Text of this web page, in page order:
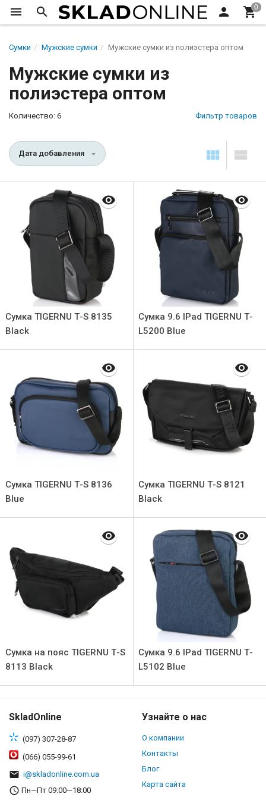
Сумки Мужские сумки Мужские сумки из полиэстера оптом
Мужские сумки из
полиэстера оптом
Количество: 6 Фильтр товаров
Дата добавления
Сумка TIGERNU Т-S 8135
Black
Сумка 9.6 IPad TIGERNU Т-
L5200 Blue
Сумка TIGERNU Т-S 8136
Blue
Сумка TIGERNU Т-S 8121
Black
Сумка на пояс TIGERNU Т-S
8113 Black
Сумка 9.6 IPad TIGERNU Т-
L5102 Blue
SkladOnline
(097) 307-28-87
(066) 055-99-61
i@skladonline.com.ua
Пн—Пт 09:00—18:00
Узнайте о нас
О компании
Контакты
Блог
Карта сайта